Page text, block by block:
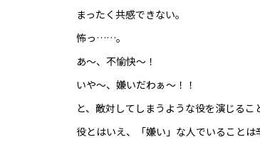
まったく共感できない。
怖っ……。
あ～、不愉快～！
いや～、嫌いだわぁ～！！
と、敵対してしまうような役を演じるこ
役とはいえ、「嫌い」な人でいることは